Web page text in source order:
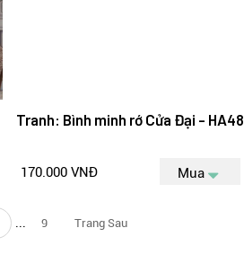
Tranh: Bình minh rớ Cửa Đại - HA48
170.000 VNĐ Mua
... 9 Trang Sau